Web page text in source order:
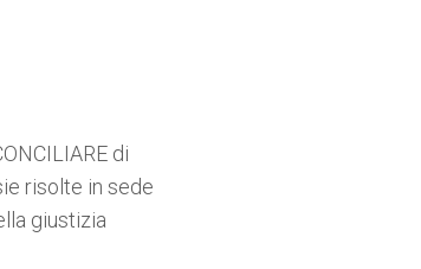
di
risolte in sede
giustizia